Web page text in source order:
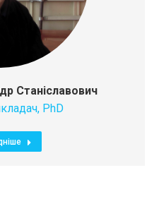
Станіславович
PhD